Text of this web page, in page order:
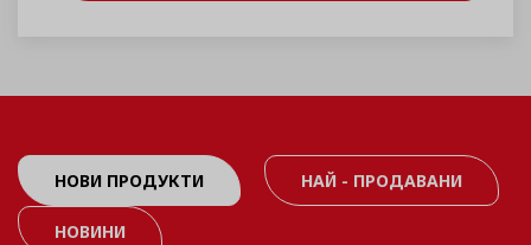
НОВИ ПРОДУКТИ НАЙ - ПРОДАВАНИ
НОВИНИ